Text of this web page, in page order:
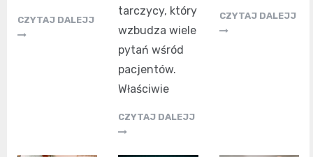
CZYTAJ DALEJJ
tarczycy, który
wzbudza wiele
pytań wśród
pacjentów.
Właściwie
CZYTAJ DALEJJ
CZYTAJ DALEJJ